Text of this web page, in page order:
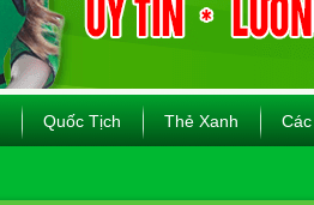
Quốc Tịch Thẻ Xanh